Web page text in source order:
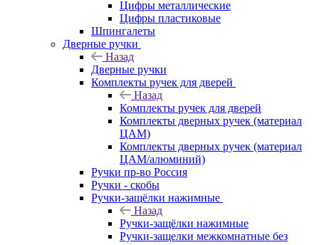
Цифры металлические
Цифры пластиковые
Шпингалеты
Дверные ручки
Назад
Дверные ручки
Комплекты ручек для дверей
Назад
Комплекты ручек для дверей
Комплекты дверных ручек (материал
ЦАМ)
Комплекты дверных ручек (материал
ЦАМ/алюминий)
Ручки пр-во Россия
Ручки - скобы
Ручки-защёлки нажимные
Назад
Ручки-защёлки нажимные
Ручки-защелки межкомнатные без